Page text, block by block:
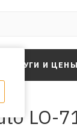
УСЛУГИ И ЦЕНЫ
LO-